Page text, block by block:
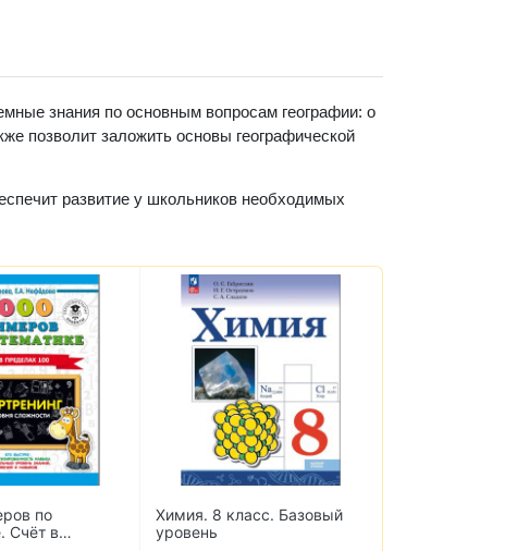
знания по основным вопросам географии: о
позволит заложить основы географической
развитие у школьников необходимых
по
Счёт в
Химия. 8 класс. Базовый
уровень